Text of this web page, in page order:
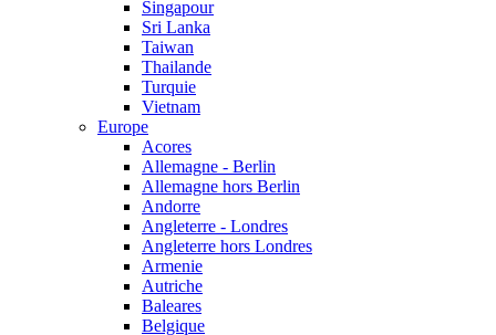
Singapour
Sri Lanka
Taiwan
Thailande
Turquie
Vietnam
Europe
Acores
Allemagne - Berlin
Allemagne hors Berlin
Andorre
Angleterre - Londres
Angleterre hors Londres
Armenie
Autriche
Baleares
Belgique